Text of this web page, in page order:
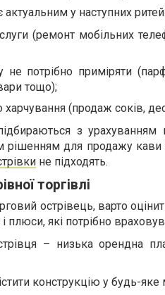
у наступних
(ремонт мобільних
потрібно приміряти
тощо);
(продаж соків,
з
для продажу кави
не підходять.
торгівлі
острівець, варто
плюси, які потрібно
– низька орендна
конструкцію у будь-яке